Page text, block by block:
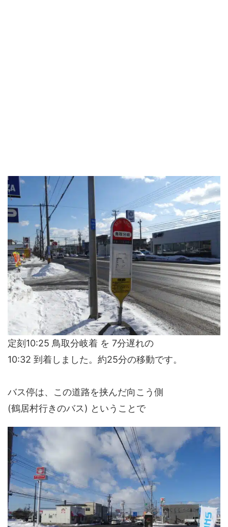
定刻10:25 鳥取分岐着 を 7分遅れの
10:32 到着しました。約25分の移動です。
バス停は、この道路を挟んだ向こう側
(鶴居村行きのバス) ということで